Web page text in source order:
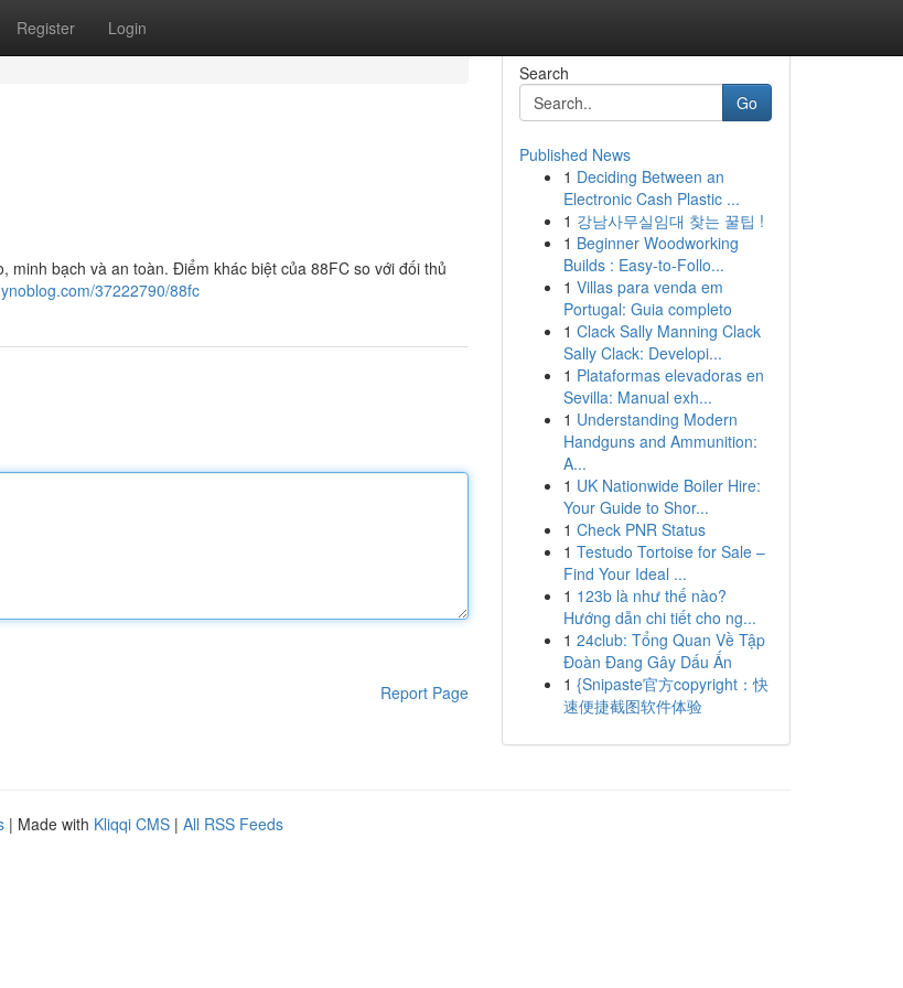
Register Login
bạch và an toàn. Điểm khác biệt của 88FC so với đối thủ
37222790/88fc
Report Page
Search
Go
Published News
1 Deciding Between an
Electronic Cash Plastic ...
1 강남사무실임대 찾는 꿀팁 !
1 Beginner Woodworking
Builds : Easy-to-Follo...
1 Villas para venda em
Portugal: Guia completo
1 Clack Sally Manning Clack
Sally Clack: Developi...
1 Plataformas elevadoras en
Sevilla: Manual exh...
1 Understanding Modern
Handguns and Ammunition:
A...
1 UK Nationwide Boiler Hire:
Your Guide to Shor...
1 Check PNR Status
1 Testudo Tortoise for Sale –
Find Your Ideal ...
1 123b là như thế nào?
Hướng dẫn chi tiết cho ng...
1 24club: Tổng Quan Về Tập
Đoàn Đang Gây Dấu Ấn
1 {Snipaste官方copyright：快
速便捷截图软件体验
| Made with Kliqqi CMS | All RSS Feeds